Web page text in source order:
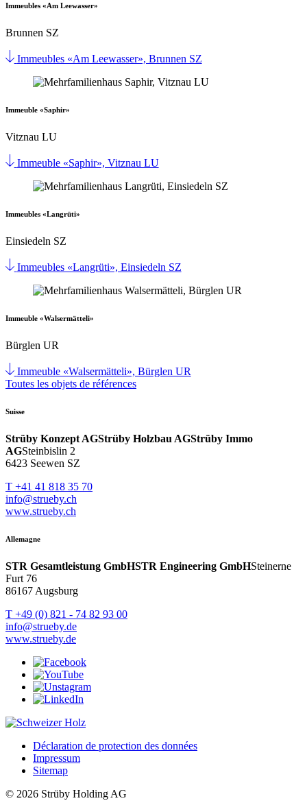
Immeubles «Am Leewasser»
Brunnen SZ
Immeubles «Am Leewasser», Brunnen SZ
Immeuble «Saphir»
Vitznau LU
Immeuble «Saphir», Vitznau LU
Immeubles «Langrüti»
Einsiedeln SZ
Immeubles «Langrüti», Einsiedeln SZ
Immeuble «Walsermätteli»
Bürglen UR
Immeuble «Walsermätteli», Bürglen UR
Toutes les objets de références
Suisse
Strüby Konzept AGStrüby Holzbau AGStrüby Immo
AGSteinbislin 2
6423 Seewen SZ
T +41 41 818 35 70
info@strueby.ch
www.strueby.ch
Allemagne
STR Gesamtleistung GmbHSTR Engineering GmbHSteinerne
Furt 76
86167 Augsburg
T +49 (0) 821 - 74 82 93 00
info@strueby.de
www.strueby.de
Déclaration de protection des données
Impressum
Sitemap
© 2026 Strüby Holding AG